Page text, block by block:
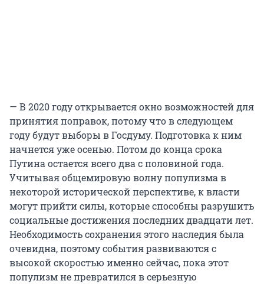
— В 2020 году открывается окно возможностей для
принятия поправок, потому что в следующем
году будут выборы в Госдуму. Подготовка к ним
начнется уже осенью. Потом до конца срока
Путина остается всего два с половиной года.
Учитывая общемировую волну популизма в
некоторой исторической перспективе, к власти
могут прийти силы, которые способны разрушить
социальные достижения последних двадцати лет.
Необходимость сохранения этого наследия была
очевидна, поэтому события развиваются с
высокой скоростью именно сейчас, пока этот
популизм не превратился в серьезную